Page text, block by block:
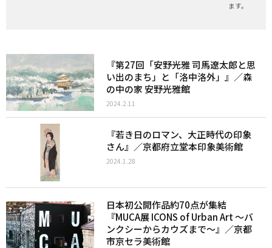
ます。
『第27回「安野光雅 司馬遼太郎と思
い出のまち」と「洛中洛外」』／森
の中の家 安野光雅館
2024.2.11
『若き日のロマン、大正時代の印象
さん』／京都府立堂本印象美術館
2024.1.28
日本初公開作品約70点が集結
『MUCA展 ICONS of Urban Art ～バ
ンクシーからカウズまで〜』／京都
市京セラ美術館